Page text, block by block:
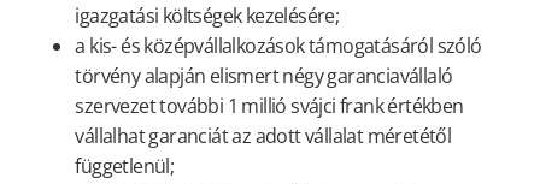
igazgatási költségek kezelésére;
a kis- és középvállalkozások támogatásáról szóló
törvény alapján elismert négy garanciavállaló
szervezet további 1 millió svájci frank értékben
vállalhat garanciát az adott vállalat méretétől
függetlenül;